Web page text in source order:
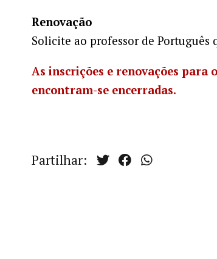
Renovação
Solicite ao professor de Português
As inscrições e renovações para
encontram-se encerradas.
Partilhar: